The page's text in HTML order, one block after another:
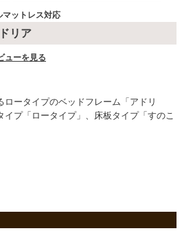
・セット
納
マットレス対応
リア
ューを見る
ータイプのベッドフレーム「アドリ
プ「ロータイプ」、床板タイプ「すのこ